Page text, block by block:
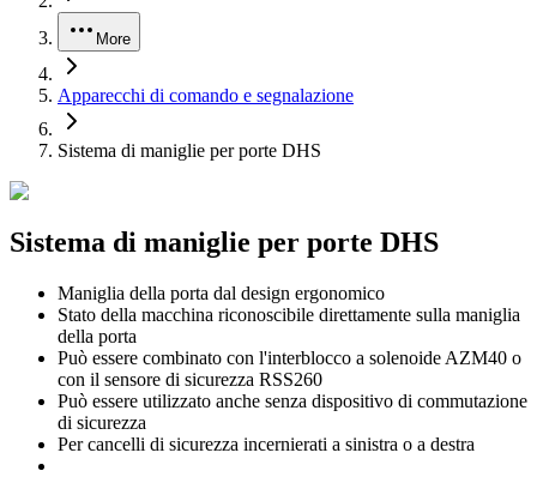
More
Apparecchi di comando e segnalazione
Sistema di maniglie per porte DHS
Sistema di maniglie per porte DHS
Maniglia della porta dal design ergonomico
Stato della macchina riconoscibile direttamente sulla maniglia
della porta
Può essere combinato con l'interblocco a solenoide AZM40 o
con il sensore di sicurezza RSS260
Può essere utilizzato anche senza dispositivo di commutazione
di sicurezza
Per cancelli di sicurezza incernierati a sinistra o a destra